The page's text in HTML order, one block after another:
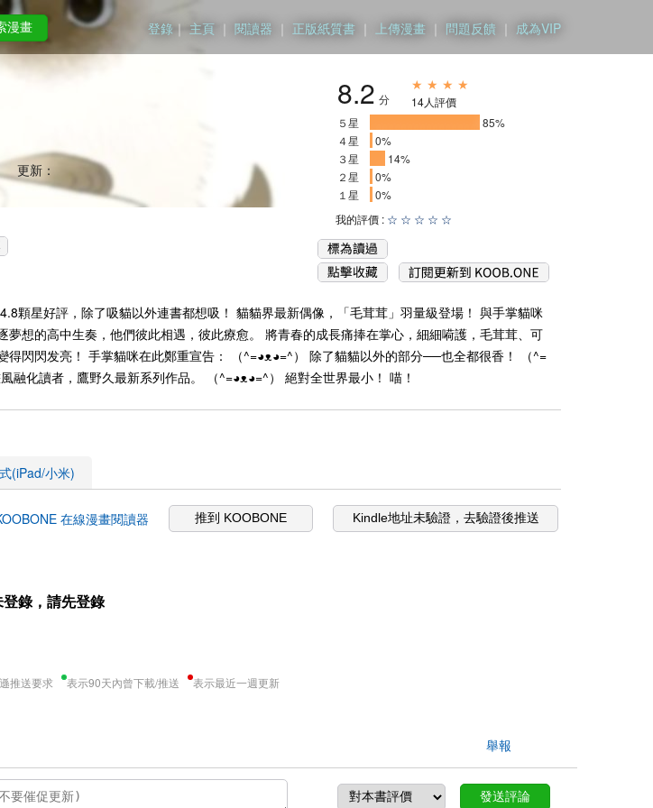
漫畫 登錄 ｜ 主頁 ｜ 閱讀器 ｜ 正版紙質書 ｜ 上傳漫畫 ｜ 問題反饋 ｜ 成為VIP
更新：
8.2 分
★ ★ ★ ★
14人評價
５星
85%
４星
0%
３星
14%
２星
0%
１星
0%
我的評價 : ☆ ☆ ☆ ☆ ☆
顆星好評，除了吸貓以外連書都想吸！ 貓貓界最新偶像，「毛茸茸」羽量級登場！ 與手掌貓咪
想的高中生奏，他們彼此相遇，彼此療愈。 將青春的成長痛捧在掌心，細細嗬護，毛茸茸、可
閃閃发亮！ 手掌貓咪在此鄭重宣告： （^=◕ᴥ◕=^） 除了貓貓以外的部分──也全都很香！ （^=
化讀者，鷹野久最新系列作品。 （^=◕ᴥ◕=^） 絕對全世界最小！ 喵！
(iPad/小米)
在線漫畫閱讀器 推到 KOOBONE Kindle地址未驗證，去驗證後推送
登錄，請先登錄
推送要求 表示90天內曾下載/推送 表示最近一週更新
舉報
發送評論